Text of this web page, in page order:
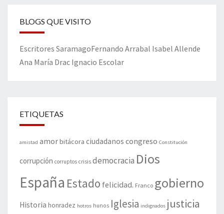
BLOGS QUE VISITO
Escritores SaramagoFernando Arrabal Isabel Allende
Ana María Drac Ignacio Escolar
ETIQUETAS
amistad amorbitácora ciudadanos congreso Constitución
corrupción corruptos crisis democracia Dios
España Estado felicidad. Franco gobierno
Historia honradez hotros hunos Iglesia indignados justicia